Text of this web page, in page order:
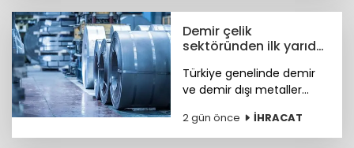
Demir çelik
sektöründen ilk yarıda
performansı
Türkiye genelinde demir
ve demir dışı metaller
yüzde 11,7 artışla 7,2 milyar
dolara, çelik ihracatı ise
2 gün önce İHRACAT